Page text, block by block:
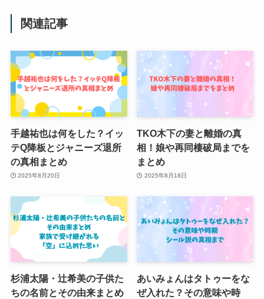
関連記事
手越祐也は何をした？イッ
テQ降板とジャニーズ退所
の真相まとめ
2025年8月20日
TKO木下の妻と離婚の真
相！娘や再同棲破局までを
まとめ
2025年8月18日
杉浦太陽・辻希美の子供た
ちの名前とその由来まとめ
あいみょんはタトゥーをな
ぜ入れた？その意味や時